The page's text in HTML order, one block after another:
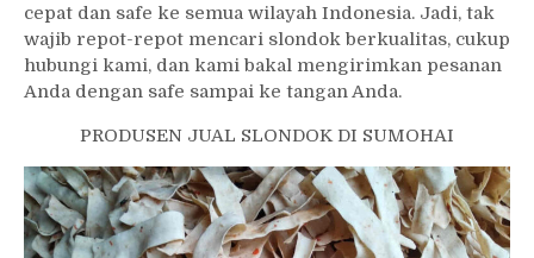
cepat dan safe ke semua wilayah Indonesia. Jadi, tak
wajib repot-repot mencari slondok berkualitas, cukup
hubungi kami, dan kami bakal mengirimkan pesanan
Anda dengan safe sampai ke tangan Anda.
PRODUSEN JUAL SLONDOK DI SUMOHAI